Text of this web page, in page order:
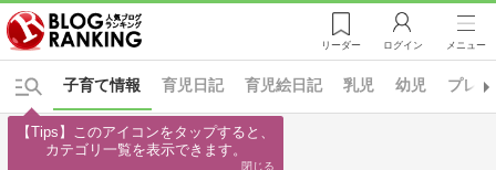
リーダー ログイン メニュー
育児日記 育児絵日記 乳児 幼児 プレ
子育て情報
【Tips】このアイコンをタップすると、
カテゴリ一覧を表示できます。
閉じる